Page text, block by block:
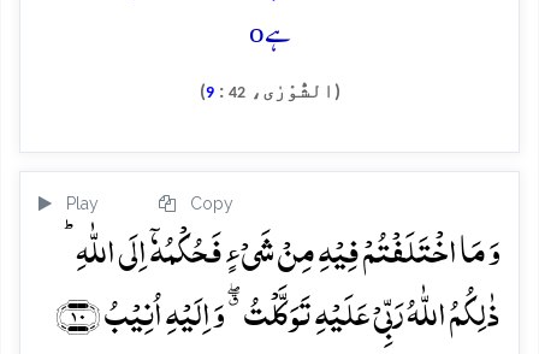
ہےo
(الشُّوْرٰی،42
:
9
)
Play Copy
وَ مَا اخۡتَلَفۡتُمۡ فِیۡہِ مِنۡ شَیۡءٍ فَحُکۡمُہٗۤ اِلَی اللّٰہِ ؕ
ذٰلِکُمُ اللّٰہُ رَبِّیۡ عَلَیۡہِ تَوَکَّلۡتُ ٭ۖ وَ اِلَیۡہِ اُنِیۡبُ ﴿۱۰﴾